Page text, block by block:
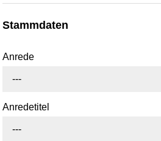
Stammdaten
Anrede
---
Anredetitel
---